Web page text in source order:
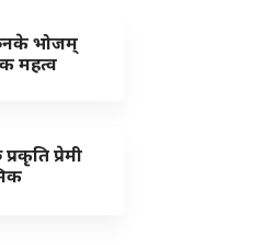
भोजम्
महत्व
प्रेमी